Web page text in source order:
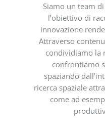
Siamo un team
l’obiettivo di
innovazione
Attraverso
condividiamo la
confrontiamo
spaziando
ricerca spaziale
come ad